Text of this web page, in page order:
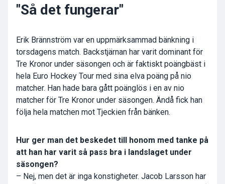
"Så det fungerar"
Erik Brännström var en uppmärksammad bänkning i
torsdagens match. Backstjärnan har varit dominant för
Tre Kronor under säsongen och är faktiskt poängbäst i
hela Euro Hockey Tour med sina elva poäng på nio
matcher. Han hade bara gått poänglös i en av nio
matcher för Tre Kronor under säsongen. Ändå fick han
följa hela matchen mot Tjeckien från bänken.
Hur ger man det beskedet till honom med tanke på
att han har varit så pass bra i landslaget under
säsongen?
– Nej, men det är inga konstigheter. Jacob Larsson har